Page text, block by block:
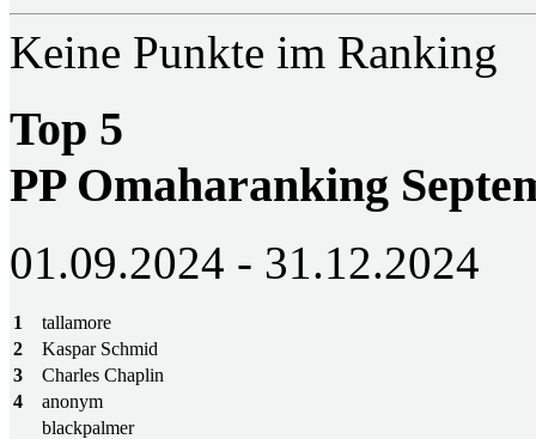
Keine Punkte im Ranking
Top 5
PP Omaharanking
01.09.2024 - 31.12.2024
1
tallamore
2
Kaspar Schmid
3
Charles Chaplin
4
anonym
blackpalmer